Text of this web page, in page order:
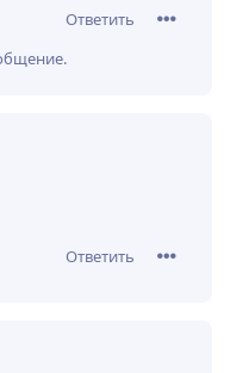
Ответить
Ответить